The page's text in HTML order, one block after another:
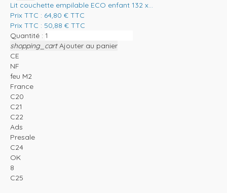
Lit couchette empilable ECO enfant 132 x...
Prix TTC : 64,80 € TTC
Prix TTC : 50,88 € TTC
Quantité :
shopping_cart Ajouter au panier
CE
NF
feu M2
France
C20
C21
C22
Ads
Presale
C24
OK
8
C25